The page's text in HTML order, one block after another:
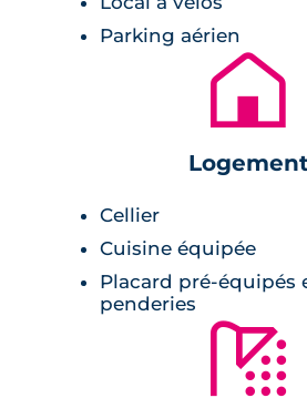
dispose des dernières
thermique et phonique.
Parking aérien
🏚
Cellier
Cuisine équipée
Placard pré-équipés
penderies
🚿